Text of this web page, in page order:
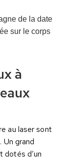
de la date
sur le corps
à
au laser sont
Un grand
dotés d’un